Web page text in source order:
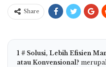
Share
1 # Solusi, Lebih Efisien
atau Konvensional?